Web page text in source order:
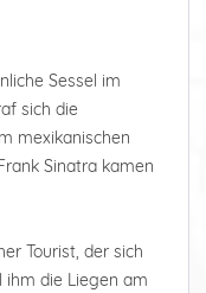
Sessel im
sich die
mexikanischen
Sinatra kamen
Tourist, der sich
ihm die Liegen am